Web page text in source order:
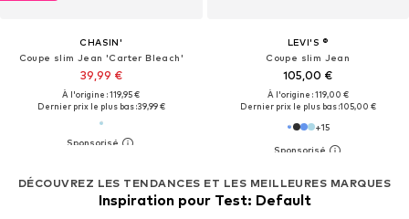
CHASIN'
Coupe slim Jean 'Carter Bleach'
39,99 €
À l'origine : 119,95 €
Dernier prix le plus bas :39,99 €
LEVI'S ®
Coupe slim Jean
105,00 €
À l'origine : 119,00 €
Dernier prix le plus bas :105,00 €
+15
DÉCOUVREZ LES TENDANCES ET LES MEILLEURES MARQUES
Inspiration pour Test: Default